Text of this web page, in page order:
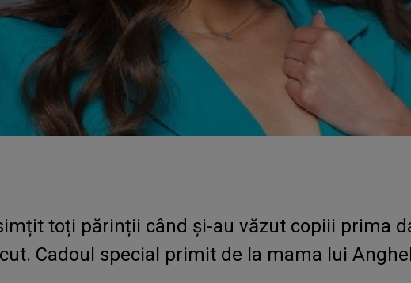
toți părinții când și-au văzut copiii prima
Cadoul special primit de la mama lui